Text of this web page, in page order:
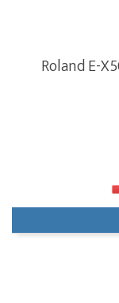
Roland E-